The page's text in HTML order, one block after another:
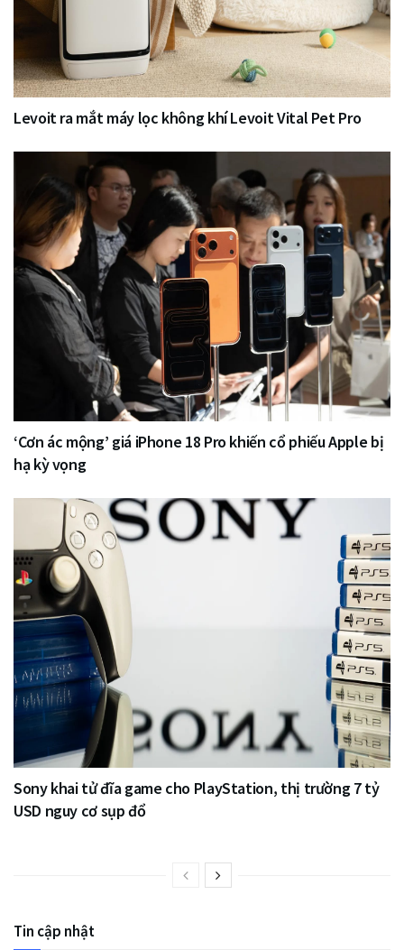
Levoit ra mắt máy lọc không khí Levoit Vital Pet Pro
‘Cơn ác mộng’ giá iPhone 18 Pro khiến cổ phiếu Apple bị
hạ kỳ vọng
Sony khai tử đĩa game cho PlayStation, thị trường 7 tỷ
USD nguy cơ sụp đổ
Tin cập nhật